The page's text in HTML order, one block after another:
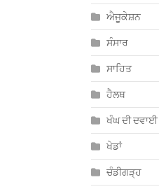
ਐਜੂਕੇਸ਼ਨ
ਸੰਸਾਰ
ਸਾਹਿਤ
ਹੈਲਥ
ਖੰਘ ਦੀ ਦਵਾਈ
ਖੇਡਾਂ
ਚੰਡੀਗੜ੍ਹ